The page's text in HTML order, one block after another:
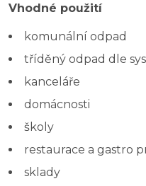
Vhodné použití
komunální odpad
tříděný odpad dle
kanceláře
domácnosti
školy
restaurace a gastro
sklady